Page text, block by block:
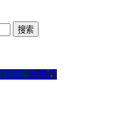
顾问 微房产
好？2026年